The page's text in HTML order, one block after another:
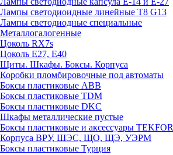
Лампы светодиоидные линейные T8 G13
Лампы светодиодные специальные
Металлогалогенные
Цоколь RX7s
Цоколь Е27, E40
Щиты. Шкафы. Боксы. Корпуса
Коробки пломбировочные под автоматы
Боксы пластиковые ABB
Боксы пластиковые TDM
Боксы пластиковые DKC
Шкафы металлические пустые
Боксы пластиковые и аксессуары TEKFOR
Корпуса ВРУ, ШЭС, ЩО, ЩЭ, УЭРМ
Боксы пластиковые Турция